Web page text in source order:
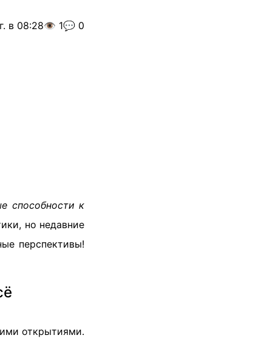
в 08:28👁️ 1💬 0
способности к
но недавние
перспективы!
открытиями.